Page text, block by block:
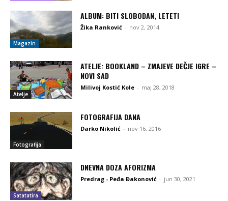
Magazin
ALBUM: BITI SLOBODAN, LETETI
Žika Ranković - nov 2, 2014
Atelje
ATELJE: BOOKLAND – ZMAJEVE DEČJE IGRE –
NOVI SAD
Milivoj Kostić Kole - maj 28, 2018
Fotografija
FOTOGRAFIJA DANA
Darko Nikolić - nov 16, 2016
Satatatira
DNEVNA DOZA AFORIZMA
Predrag - Peđa Đakonović - jun 30, 2021